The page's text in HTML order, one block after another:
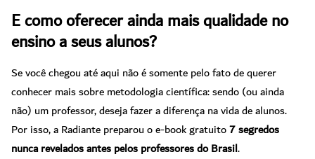
E como oferecer ainda mais qualidade no
ensino a seus alunos?
Se você chegou até aqui não é somente pelo fato de querer
conhecer mais sobre metodologia científica: sendo (ou ainda
não) um professor, deseja fazer a diferença na vida de alunos.
Por isso, a Radiante preparou o e-book gratuito7 segredos
nunca revelados antes pelos professores do Brasil.